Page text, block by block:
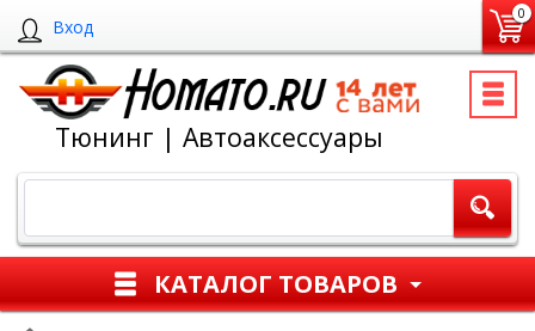
Вход
0
Тюнинг | Автоаксессуары
КАТАЛОГ ТОВАРОВ